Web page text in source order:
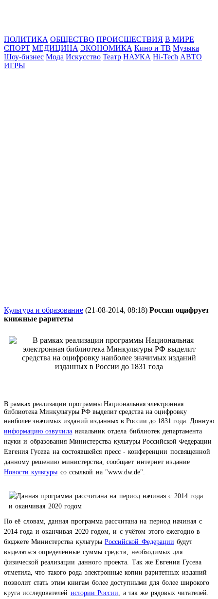
ПОЛИТИКА ОБЩЕСТВО ПРОИСШЕСТВИЯ В МИРЕ
СПОРТ МЕДИЦИНА ЭКОНОМИКА Кино и ТВ Музыка
Шоу-бизнес Мода Искусство Театр НАУКА Hi-Tech АВТО
ИГРЫ
Культура и образование (21-08-2014, 08:18) Россия оцифрует
книжные раритеты
В рамках реализации программы Национальная электронная
библиотека Минкультуры РФ выделит средства на оцифровку
наиболее значимых изданий изданных в России до 1831 года. Донную
информацию озвучила начальник отдела библиотек департамента
науки и образования Министерства культуры Российской Федерации
Евгения Гусева на состоявшейся пресс - конференции посвященной
данному решению министерства,сообщает интернет издание
Новости культуры со ссылкой на "www.dw.de".
По её словам, данная программа рассчитана на период начиная с
2014 года и оканчивая 2020 годом, и с учётом этого ежегодно в
бюджете Министерства культурыРоссийской Федерации будут
выделяться определённые суммы средств, необходимых для
физической реализации данного проекта. Так же Евгения Гусева
отметила, что такого рода электронные копии раритетных изданий
позволит стать этим книгам более доступными для более широкого
круга исследователей истории России, а так же рядовых читателей.